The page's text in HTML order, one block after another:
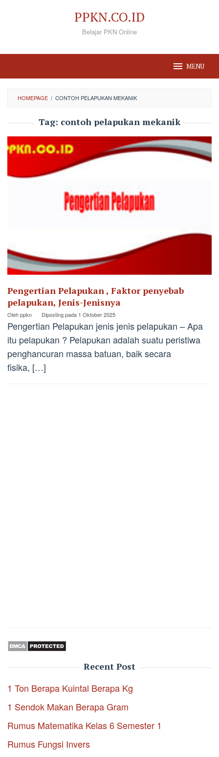
PPKN.CO.ID
Belajar PKN Online
MENU
HOMEPAGE / CONTOH PELAPUKAN MEKANIK
Tag: contoh pelapukan mekanik
Pengertian Pelapukan , Faktor penyebab
pelapukan, Jenis-Jenisnya
Olehppkn Diposting pada 1 Oktober 2025
Pengertian Pelapukan jenis jenis pelapukan – Apa
itu pelapukan ? Pelapukan adalah suatu peristiwa
penghancuran massa batuan, baik secara
fisika, […]
Recent Post
1 Ton Berapa Kuintal Berapa Kg
1 Sendok Makan Berapa Gram
Rumus Matematika Kelas 6 Semester 1
Rumus Fungsi Invers